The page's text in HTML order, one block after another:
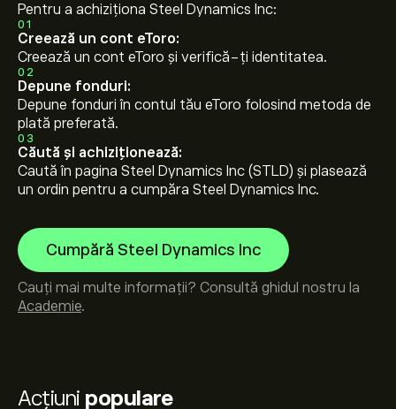
Acțiuni populare
Pentru a achiziționa Steel Dynamics Inc:
01
Creează un cont eToro:
Creează un cont eToro și verifică-ți identitatea.
02
Depune fonduri:
Depune fonduri în contul tău eToro folosind metoda de
plată preferată.
03
Căută și achiziționează:
Caută în pagina Steel Dynamics Inc (STLD) și plasează
un ordin pentru a cumpăra Steel Dynamics Inc.
Cumpără Steel Dynamics Inc
Cauți mai multe informații? Consultă ghidul nostru la
Academie.